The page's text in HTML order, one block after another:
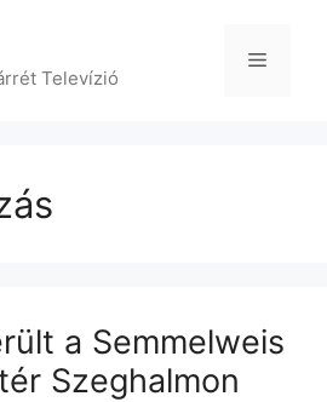
Televízió
Menü
a Semmelweis
Szeghalmon